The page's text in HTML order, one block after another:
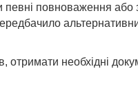
певні повноваження
необхідні